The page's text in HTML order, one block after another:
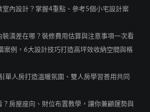
室內設計？掌握4重點、參考5個小宅設計案
裝潢差在哪？裝修費用估算與注意事項一次看
案例，6大設計技巧打造高坪效收納空間與格
|單人房打造溫暖氛圍、雙人房學習善用共同
？房屋座向、財位布置教學，讓你兼顧運勢與